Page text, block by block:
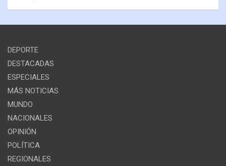
DEPORTE
DESTACADAS
ESPECIALES
MÁS NOTICIAS
MUNDO
NACIONALES
OPINIÓN
POLÍTICA
REGIONALES